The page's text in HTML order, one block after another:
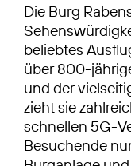
Die Burg
beliebtes
über 800-
und der
zieht sie
schnellen 5G-
Besuchende